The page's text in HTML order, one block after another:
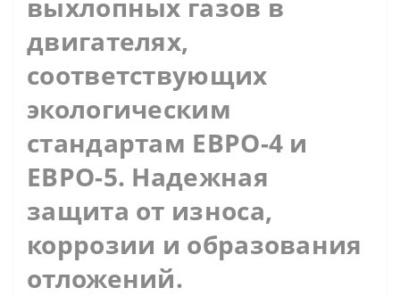
выхлопных газов в
двигателях,
соответствующих
экологическим
стандартам ЕВРО-4 и
ЕВРО-5. Надежная
защита от износа,
коррозии и образования
отложений.